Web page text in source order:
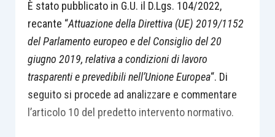
È stato pubblicato in G.U. il D.Lgs. 104/2022,
recante “Attuazione della Direttiva (UE) 2019/1152
del Parlamento europeo e del Consiglio del 20
giugno 2019, relativa a condizioni di lavoro
trasparenti e prevedibili nell’Unione Europea“. Di
seguito si procede ad analizzare e commentare
l’articolo 10 del predetto intervento normativo.